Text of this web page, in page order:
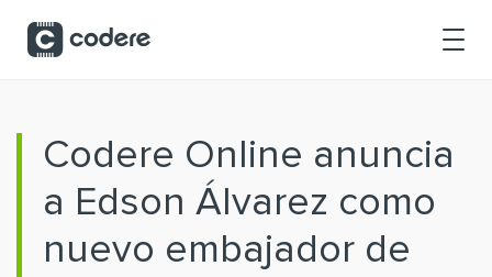
Codere Online anuncia
a Edson Álvarez como
nuevo embajador de